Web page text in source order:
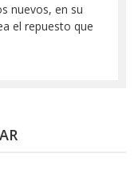
nuevos, en su
el repuesto que